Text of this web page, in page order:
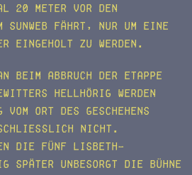
20 Meter vor den
Sunweb fährt, nur um eine
eingeholt zu werden.
beim Abbruch der Etappe
hellhörig werden
Ort des Geschehens
schließlich nicht.
die fünf Lisbeth-
später unbesorgt die Bühne